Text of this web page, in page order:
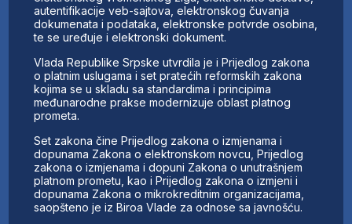
autentifikacije veb-sajtova, elektronskog čuvanja
dokumenata i podataka, elektronske potvrde osobina,
te se uređuje i elektronski dokument.
Vlada Republike Srpske utvrdila je i Prijedlog zakona
o platnim uslugama i set pratećih reformskih zakona
kojima se u skladu sa standardima i principima
međunarodne prakse modernizuje oblast platnog
prometa.
Set zakona čine Prijedlog zakona o izmjenama i
dopunama Zakona o elektronskom novcu, Prijedlog
zakona o izmjenama i dopuni Zakona o unutrašnjem
platnom prometu, kao i Prijedlog zakona o izmjeni i
dopunama Zakona o mikrokreditnim organizacijama,
saopšteno je iz Biroa Vlade za odnose sa javnošću.